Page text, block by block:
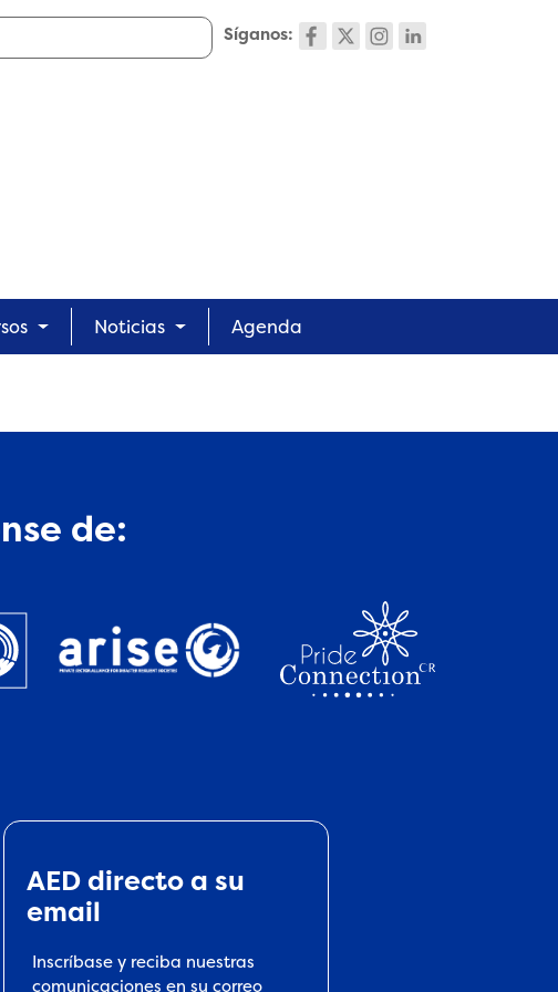
Síganos:
Noticias Agenda
de:
AED directo a su
email
Inscríbase y reciba nuestras
comunicaciones en su correo